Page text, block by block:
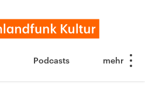
Podcasts